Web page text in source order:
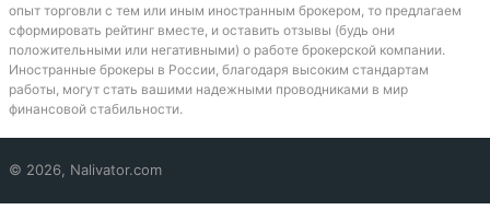
опыт торговли с тем или иным иностранным брокером, то предлагаем
сформировать рейтинг вместе, и оставить отзывы (будь они
положительными или негативными) о работе брокерской компании.
Иностранные брокеры в России, благодаря высоким стандартам
работы, могут стать вашими надежными проводниками в мир
финансовой стабильности.
© 2026, Nalivator.com